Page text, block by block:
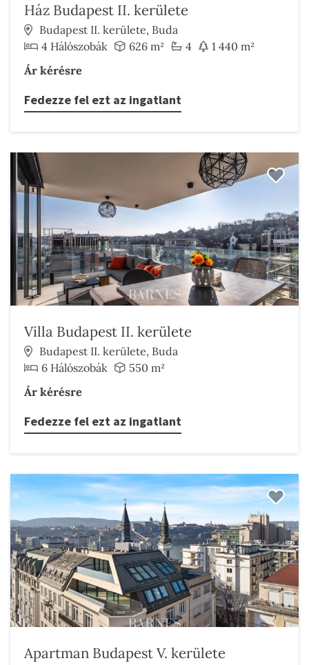
Ház Budapest II. kerülete
Budapest II. kerülete, Buda
4 Hálószobák
626 m² 4
1 440 m²
Ár kérésre
Fedezze fel ezt az ingatlant
Villa Budapest II. kerülete
Budapest II. kerülete, Buda
6 Hálószobák
550 m²
Ár kérésre
Fedezze fel ezt az ingatlant
Apartman Budapest V. kerülete